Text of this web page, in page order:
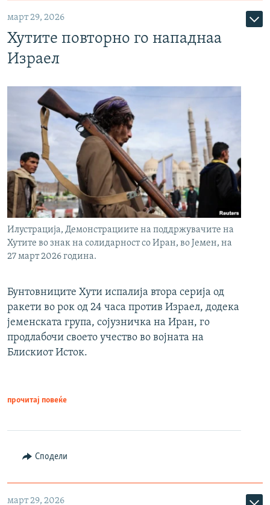
март 29, 2026
Хутите повторно го нападнаа
Израел
Илустрација, Демонстрациите на поддржувачите на
Хутите во знак на солидарност со Иран, во Јемен, на
27 март 2026 година.
Бунтовниците Хути испалија втора серија од
ракети во рок од 24 часа против Израел, додека
јеменската група, сојузничка на Иран, го
продлабочи своето учество во војната на
Блискиот Исток.
прочитај повеќе
Сподели
март 29, 2026